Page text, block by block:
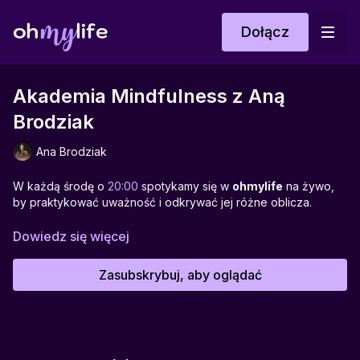
Dołącz
Akademia Mindfulness z Aną
Brodziak
Ana Brodziak
W każdą środę o 20:00 spotykamy się w ohmylife na żywo,
by praktykować uważność i odkrywać jej różne oblicza.
Spotkanie poprowadzi
Dowiedz się więcej
Zasubskrybuj, aby oglądać